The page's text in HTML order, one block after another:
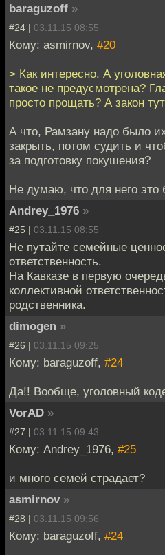
baraguzoff »
#24 | 03.11.15 08:55
Кому: asmirnov, #20
> Как интересно. А
такое не предусмотрена?
просто прощать? А закон
А что, Рамзану надо было
закрыть, потом судить и
за подготовку покушения?
Не думаю, что для него
Andrey_1976 »
#25 | 03.11.15 08:55
Не путайте семейные
ответственность.
На Кавказе в первую
коллективной
родственника.
dimogen »
#26 | 03.11.15 09:25
Кому: baraguzoff, #24
Да!! Вообще, уголовный
VorAD »
#27 | 03.11.15 09:43
Кому: Andrey_1976, #25
и много семей страдает?
asmirnov »
#28 | 03.11.15 09:56
Кому: baraguzoff, #24